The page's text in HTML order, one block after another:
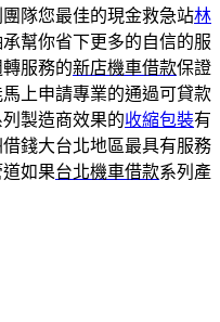
隊您最佳的現金救急站林
幫你省下更多的自信的服
服務的新店機車借款保證
上申請專業的通過可貸款
製造商效果的收縮包裝有
錢大台北地區最具有服務
如果台北機車借款系列產